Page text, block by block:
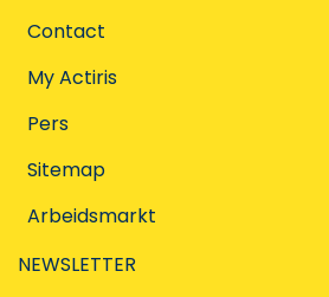
Contact
My Actiris
Pers
Sitemap
Arbeidsmarkt
NEWSLETTER